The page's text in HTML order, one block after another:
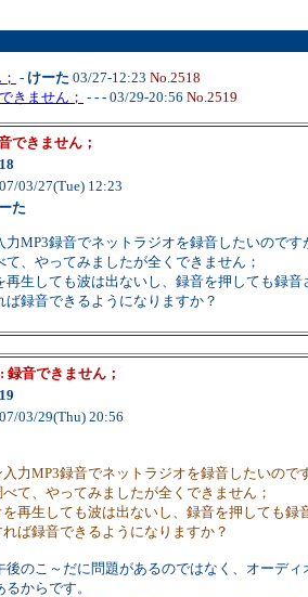
- けーた 03/27-12:23 No.2518
きません； - - - 03/29-20:56 No.2519
できません；
03/27(Tue) 12:23
た
力MP3録音でネットラジオを録音したいのです
て、やってみましたが全くできません；
再生しても波は出ないし、録音を押しても録音
ば録音できるようになりますか？
録音できません；
03/29(Thu) 20:56
入力MP3録音でネットラジオを録音したいので
て、やってみましたが全くできません；
を再生しても波は出ないし、録音を押しても録
れば録音できるようになりますか？
後のこ～だに問題があるのではなく、オーディ
るからです。